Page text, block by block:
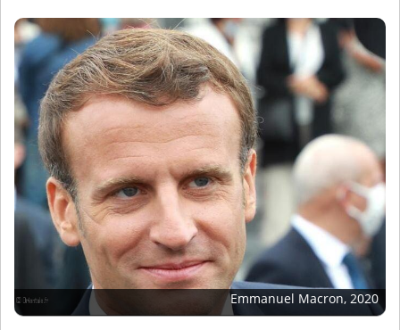
Emmanuel Macron, 2020